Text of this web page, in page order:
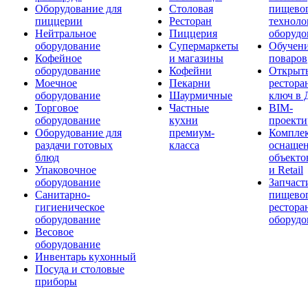
Оборудование для
пиццерии
Нейтральное
оборудование
Кофейное
оборудование
Моечное
оборудование
Торговое
оборудование
Оборудование для
раздачи готовых
блюд
Упаковочное
оборудование
Санитарно-
гигиеническое
оборудование
Весовое
оборудование
Инвентарь кухонный
Посуда и столовые
приборы
Столовая
Ресторан
Пиццерия
Супермаркеты
и магазины
Кофейни
Пекарни
Шаурмичные
Частные
кухни
премиум-
класса
поваров
ключ в
BIM-
и Retail